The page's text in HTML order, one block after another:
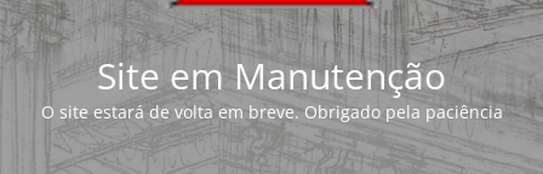
Site em Manutenção
O site estará de volta em breve. Obrigado pela paciência